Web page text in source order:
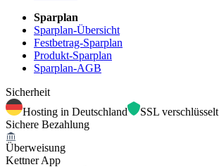
Sparplan
Sparplan-Übersicht
Festbetrag-Sparplan
Produkt-Sparplan
Sparplan-AGB
Sicherheit
Hosting in Deutschland
SSL verschlüsselt
Sichere Bezahlung
Überweisung
Kettner App